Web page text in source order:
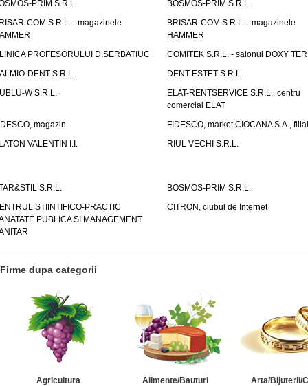
PRIM S.R.L.
BOSMOS-PRIM S.R.L.
COM S.R.L. - magazinele
BRISAR-COM S.R.L. - magazinele
HAMMER
PROFESORULUI D.SERBATIUC
COMITEK S.R.L. - salonul DOXY
DENT S.R.L.
DENT-ESTET S.R.L.
W S.R.L.
ELAT-RENTSERVICE S.R.L., centru
comercial ELAT
magazin
FIDESCO, market CIOCANA S.A.,
VALENTIN I.I.
RIUL VECHI S.R.L.
S.R.L.
BOSMOS-PRIM S.R.L.
STIINTIFICO-PRACTIC
PUBLICA SI MANAGEMENT
CITRON, clubul de Internet
Firme dupa categorii
Agricultura Alimente/Bauturi Arta/Bijuterii/